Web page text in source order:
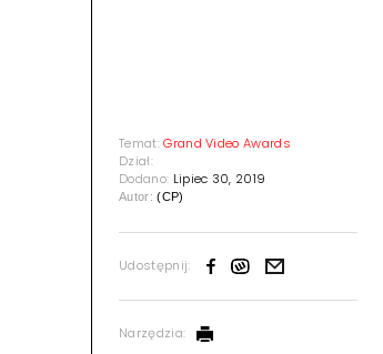
Temat:Grand Video Awards
Dział:
Dodano: Lipiec 30, 2019
Autor:(CP)
Udostępnij:
Narzędzia: